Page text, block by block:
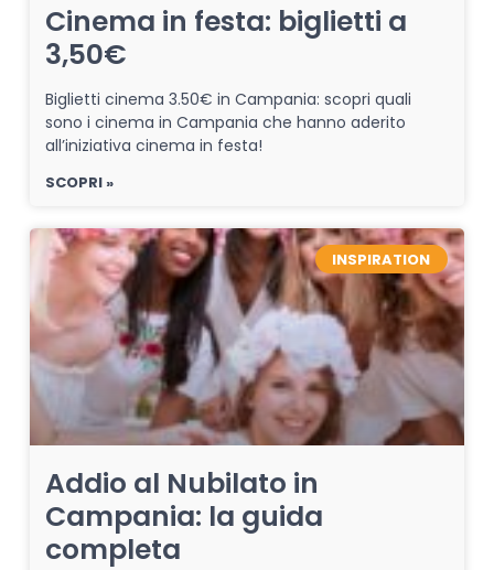
Cinema in festa: biglietti a
3,50€
Biglietti cinema 3.50€ in Campania: scopri quali
sono i cinema in Campania che hanno aderito
all’iniziativa cinema in festa!
SCOPRI »
INSPIRATION
Addio al Nubilato in
Campania: la guida
completa